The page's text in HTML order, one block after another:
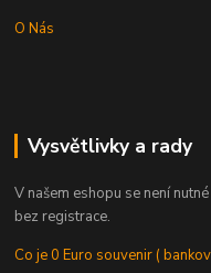
O Nás
Vysvětlivky a rady
V našem eshopu se není
bez registrace.
Co je 0 Euro souvenir (